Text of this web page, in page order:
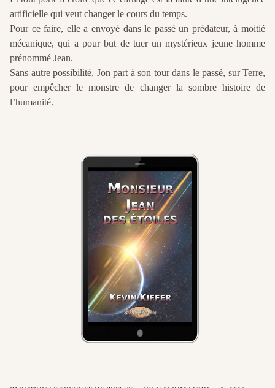
artificielle qui veut changer le cours du temps.
Pour ce faire, elle a envoyé dans le passé un prédateur, à moitié
mécanique, qui a pour but de tuer un mystérieux jeune homme
prénommé Jean.
Sans autre possibilité, Jon part à son tour dans le passé, sur Terre,
pour empêcher le monstre de changer la sombre histoire de
l’humanité.